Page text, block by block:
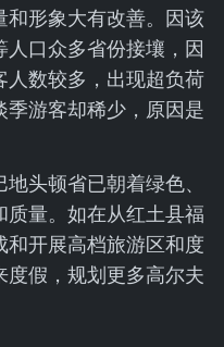
形象大有改善。因该
口众多省份接壤，因
人数较多，出现超负荷
游客却稀少，原因是
头顿省已朝着绿色、
量。如在从红土县福
开展高档旅游区和度
假，规划更多高尔夫